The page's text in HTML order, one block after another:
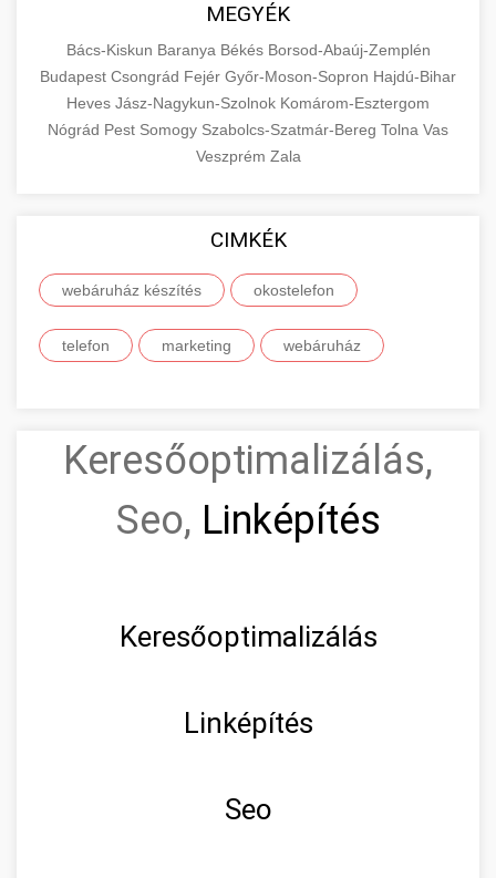
MEGYÉK
Bács-Kiskun Baranya Békés Borsod-Abaúj-Zemplén
Budapest Csongrád Fejér Győr-Moson-Sopron Hajdú-Bihar
Heves Jász-Nagykun-Szolnok Komárom-Esztergom
Nógrád Pest Somogy Szabolcs-Szatmár-Bereg Tolna Vas
Veszprém Zala
CIMKÉK
webáruház készítés okostelefon
telefon marketing webáruház
Keresőoptimalizálás,
Seo, Linképítés
Keresőoptimalizálás
Linképítés
Seo